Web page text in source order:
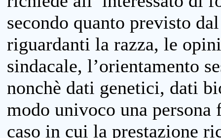
secondo quanto previsto
riguardanti la razza, le
sindacale, l’orientamento
nonchè dati genetici, dati
modo univoco una
caso in cui la prestazione